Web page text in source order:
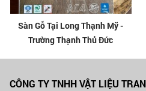
Sàn Gỗ Tại Long Thạnh Mỹ -
Trường Thạnh Thủ Đức
CÔNG TY TNHH VẬT LIỆU